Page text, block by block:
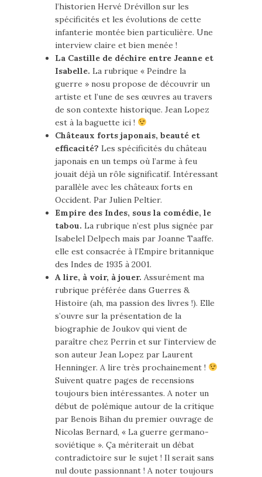
l’historien Hervé Drévillon sur les
spécificités et les évolutions de cette
infanterie montée bien particulière. Une
interview claire et bien menée !
La Castille de déchire entre Jeanne et
Isabelle. La rubrique « Peindre la
guerre » nosu propose de découvrir un
artiste et l’une de ses œuvres au travers
de son contexte historique. Jean Lopez
est à la baguette ici !
Châteaux forts japonais, beauté et
efficacité? Les spécificités du château
japonais en un temps où l’arme à feu
jouait déjà un rôle significatif. Intéressant
parallèle avec les châteaux forts en
Occident. Par Julien Peltier.
Empire des Indes, sous la comédie, le
tabou. La rubrique n’est plus signée par
Isabelel Delpech mais par Joanne Taaffe.
elle est consacrée à l’Empire britannique
des Indes de 1935 à 2001.
A lire, à voir, à jouer. Assurément ma
rubrique préférée dans Guerres &
Histoire (ah, ma passion des livres !). Elle
s’ouvre sur la présentation de la
biographie de Joukov qui vient de
paraître chez Perrin et sur l’interview de
son auteur Jean Lopez par Laurent
Henninger. A lire très prochainement !
Suivent quatre pages de recensions
toujours bien intéressantes. A noter un
début de polémique autour de la critique
par Benois Bihan du premier ouvrage de
Nicolas Bernard, « La guerre germano-
soviétique ». Ça mériterait un débat
contradictoire sur le sujet ! Il serait sans
nul doute passionnant ! A noter toujours